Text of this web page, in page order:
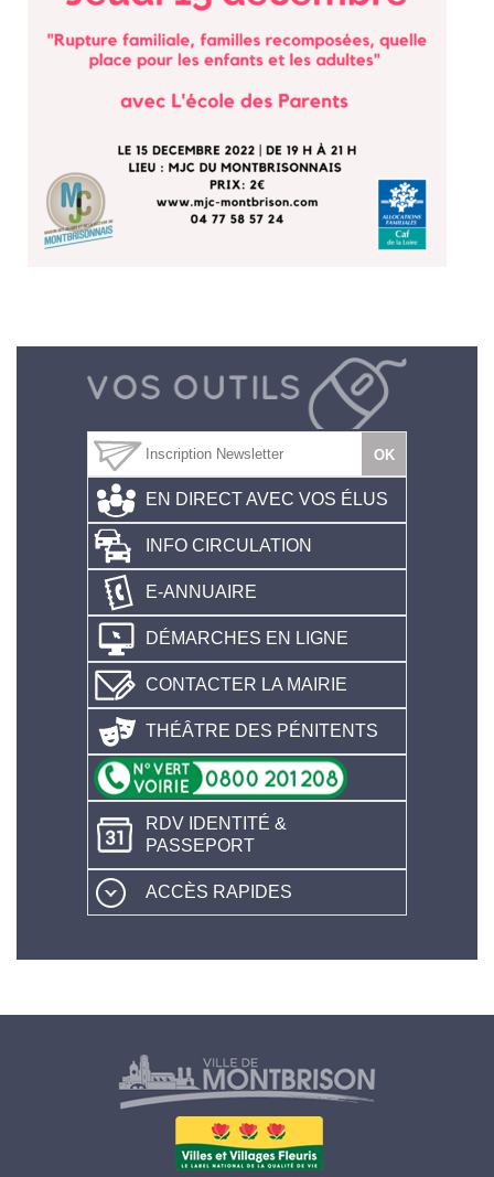
EN DIRECT AVEC VOS ÉLUS
INFO CIRCULATION
E-ANNUAIRE
DÉMARCHES EN LIGNE
CONTACTER LA MAIRIE
THÉÂTRE DES PÉNITENTS
RDV IDENTITÉ &
PASSEPORT
ACCÈS RAPIDES